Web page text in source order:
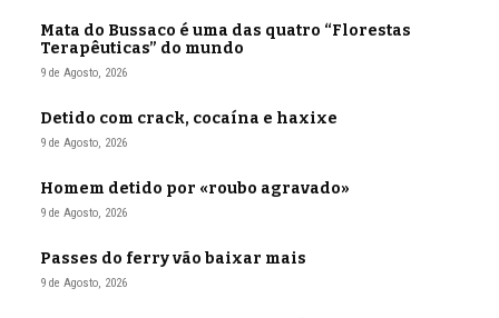
Mata do Bussaco é uma das quatro “Florestas
Terapêuticas” do mundo
9 de Agosto, 2026
Detido com crack, cocaína e haxixe
9 de Agosto, 2026
Homem detido por «roubo agravado»
9 de Agosto, 2026
Passes do ferry vão baixar mais
9 de Agosto, 2026